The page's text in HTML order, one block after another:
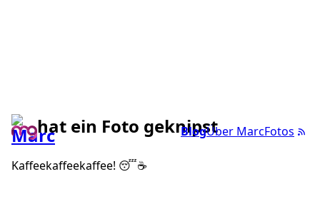
BlogÜber MarcFotos
hat ein Foto geknipst
Kaffeekaffeekaffee! 😴☕️